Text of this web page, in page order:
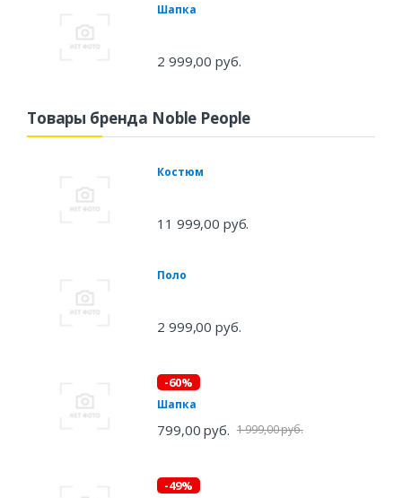
Шапка
2 999,00 руб.
Товары бренда Noble People
Костюм
11 999,00 руб.
Поло
2 999,00 руб.
-60%
Шапка
799,00 руб. 1 999,00 руб.
-49%